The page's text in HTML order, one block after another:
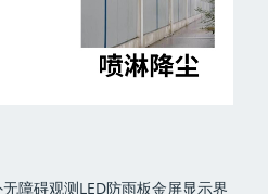
障碍观测LED防雨板金屏显示界